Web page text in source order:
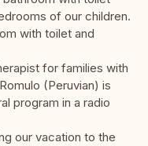
of our children.
with toilet and
for families with
(Peruvian) is
program in a radio
our vacation to the